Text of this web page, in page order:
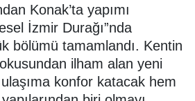
Konak’ta yapımı
İzmir Durağı”nda
bölümü tamamlandı. Kentin
ilham alan yeni
konfor katacak hem